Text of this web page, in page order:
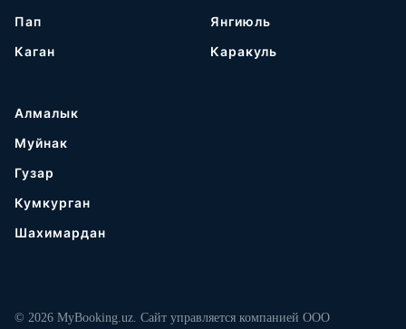
Пап
Каган
Янгиюль
Каракуль
Алмалык
Муйнак
Гузар
Кумкурган
Шахимардан
© 2026 MyBooking.uz. Сайт управляется компанией ООО